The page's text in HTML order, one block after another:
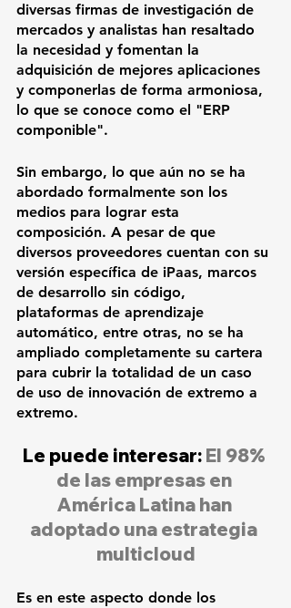
diversas firmas de investigación de
mercados y analistas han resaltado
la necesidad y fomentan la
adquisición de mejores aplicaciones
y componerlas de forma armoniosa,
lo que se conoce como el "ERP
componible".
Sin embargo, lo que aún no se ha
abordado formalmente son los
medios para lograr esta
composición. A pesar de que
diversos proveedores cuentan con su
versión específica de iPaas, marcos
de desarrollo sin código,
plataformas de aprendizaje
automático, entre otras, no se ha
ampliado completamente su cartera
para cubrir la totalidad de un caso
de uso de innovación de extremo a
extremo.
Le puede interesar: El 98%
de las empresas en
América Latina han
adoptado una estrategia
multicloud
Es en este aspecto donde los